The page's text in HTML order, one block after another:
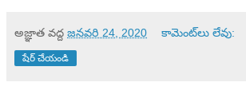
అజ్ఞాత వద్ద జనవరి 24, 2020 కామెంట్‌లు లేవు:
షేర్ చేయండి